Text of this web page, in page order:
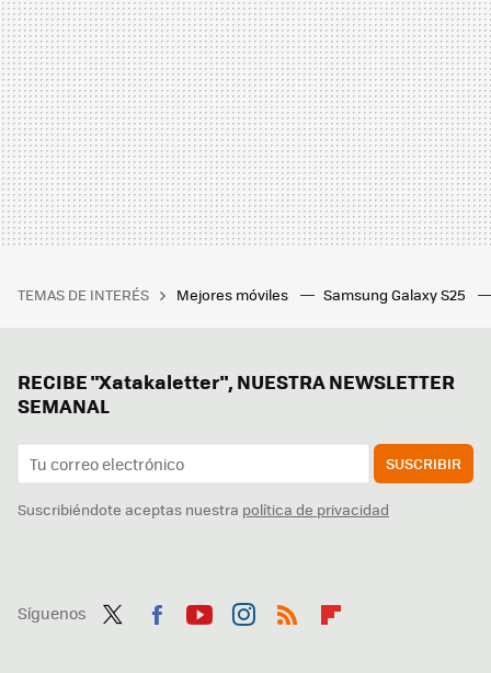
TEMAS DE INTERÉS Mejores móviles Samsung Galaxy S25
RECIBE "Xatakaletter", NUESTRA NEWSLETTER
SEMANAL
SUSCRIBIR
Suscribiéndote aceptas nuestra política de privacidad
Síguenos